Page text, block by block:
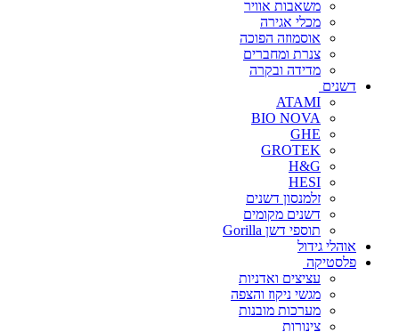
משאבות אוויר
מכלי אגירה
אוסמוזה הפוכה
צנרת ומחברים
מדידה ובקרה
דשנים
ATAMI
BIO NOVA
GHE
GROTEK
H&G
HESI
זלמנסון דשנים
דשנים מקומים
תוספי דשן Gorilla
אוהלי גידול
פלסטיקה
עציצים ואדניות
מגשי ניקוז והצפה
מערכות מובנות
צינורות